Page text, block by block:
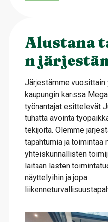
Alustana
n
Järjestämme vuosittain
kaupungin kanssa
työnantajat esittelevät
tuhatta avointa
tekijöitä. Olemme
tapahtumia ja toimintaa
yhteiskunnallisten
laitaan lasten
näyttelyihin ja jopa